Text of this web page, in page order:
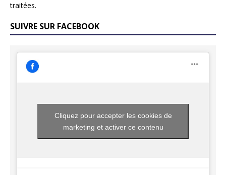
traitées.
SUIVRE SUR FACEBOOK
Cliquez pour accepter les cookies de
marketing et activer ce contenu